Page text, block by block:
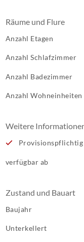
Räume und Flure
Anzahl Etagen
Anzahl Schlafzimmer
Anzahl Badezimmer
Anzahl Wohneinheiten
Weitere
Provisionspflichtig
verfügbar ab
Zustand und Bauart
Baujahr
Unterkellert